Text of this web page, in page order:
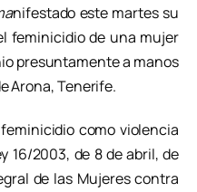
nifestado este martes su
feminicidio de una mujer
presuntamente a manos
Arona, Tenerife.
como violencia
16/2003, de 8 de abril, de
de las Mujeres contra